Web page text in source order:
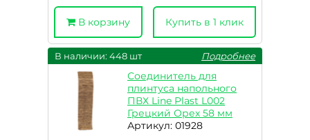
В корзину Купить в 1 клик
В наличии: 448 шт Подробнее
Соединитель для
плинтуса напольного
ПВХ Line Plast L002
Грецкий Орех 58 мм
Артикул: 01928